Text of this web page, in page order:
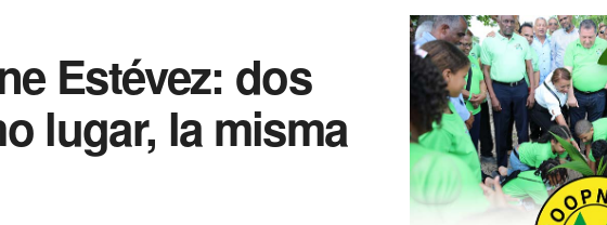
Estévez: dos
lugar, la misma